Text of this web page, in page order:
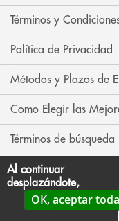
noticias:
Términos y
Política de Privacidad
Métodos y Plazos de
Como Elegir las
Términos de búsqueda
Búsqueda avanzada
Contáctenos
Al continuar
desplazándote,
OK, aceptar